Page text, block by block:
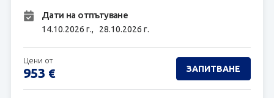
Дати на отпътуване
14.10.2026 г., 28.10.2026 г.
Цени от
953 € ЗАПИТВАНЕ